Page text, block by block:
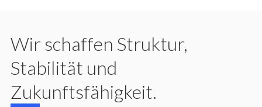
Wir schaffen Struktur,
Stabilität und
Zukunftsfähigkeit.